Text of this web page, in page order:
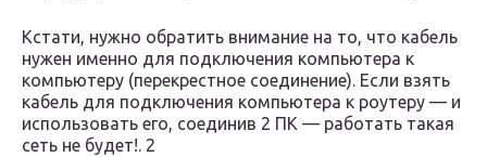
Кстати, нужно обратить внимание на то, что кабель
нужен именно для подключения компьютера к
компьютеру (перекрестное соединение). Если взять
кабель для подключения компьютера к роутеру — и
использовать его, соединив 2 ПК — работать такая
сеть не будет!. 2